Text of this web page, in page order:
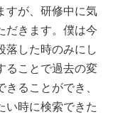
すが、研修中に気
だきます。僕は今
落した時のみにし
ることで過去の変
ることができ、
い時に検索できた